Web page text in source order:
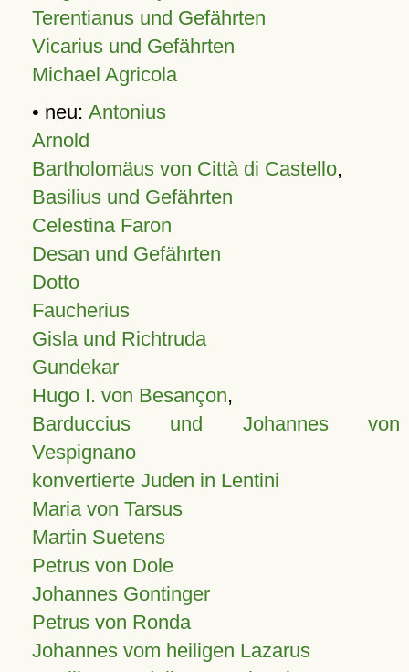
Terentianus und Gefährten
Vicarius und Gefährten
Michael Agricola
• neu: Antonius
Arnold
Bartholomäus von Città di Castello,
Basilius und Gefährten
Celestina Faron
Desan und Gefährten
Dotto
Faucherius
Gisla und Richtruda
Gundekar
Hugo I. von Besançon,
Barduccius und Johannes von
Vespignano
konvertierte Juden in Lentini
Maria von Tarsus
Martin Suetens
Petrus von Dole
Johannes Gontinger
Petrus von Ronda
Johannes vom heiligen Lazarus